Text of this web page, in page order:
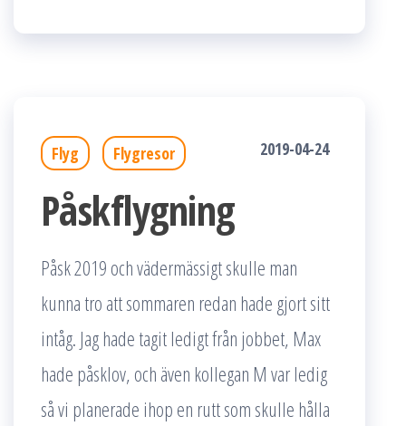
Flyg Flygresor 2019-04-24
Påskflygning
Påsk 2019 och vädermässigt skulle man
kunna tro att sommaren redan hade gjort sitt
intåg. Jag hade tagit ledigt från jobbet, Max
hade påsklov, och även kollegan M var ledig
så vi planerade ihop en rutt som skulle hålla